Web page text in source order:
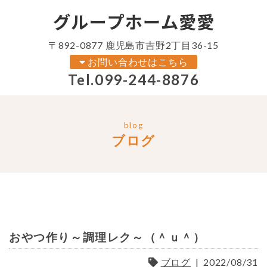
〒892-0877 鹿児島市吉野2丁目36-15
お問い合わせはこちら
Tel.099-244-8876
blog
ブログ
おやつ作り～調理レク～（＾ｕ＾）
ブログ | 2022/08/31